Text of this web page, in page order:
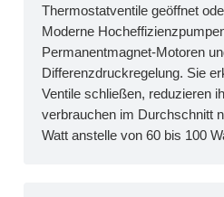
Thermostatventile geöffnet
Moderne
Permanentmagnet-Motoren
Differenzdruckregelung. Sie
Ventile schließen, reduzieren
verbrauchen im Durchschnitt
Watt anstelle von 60 bis 100